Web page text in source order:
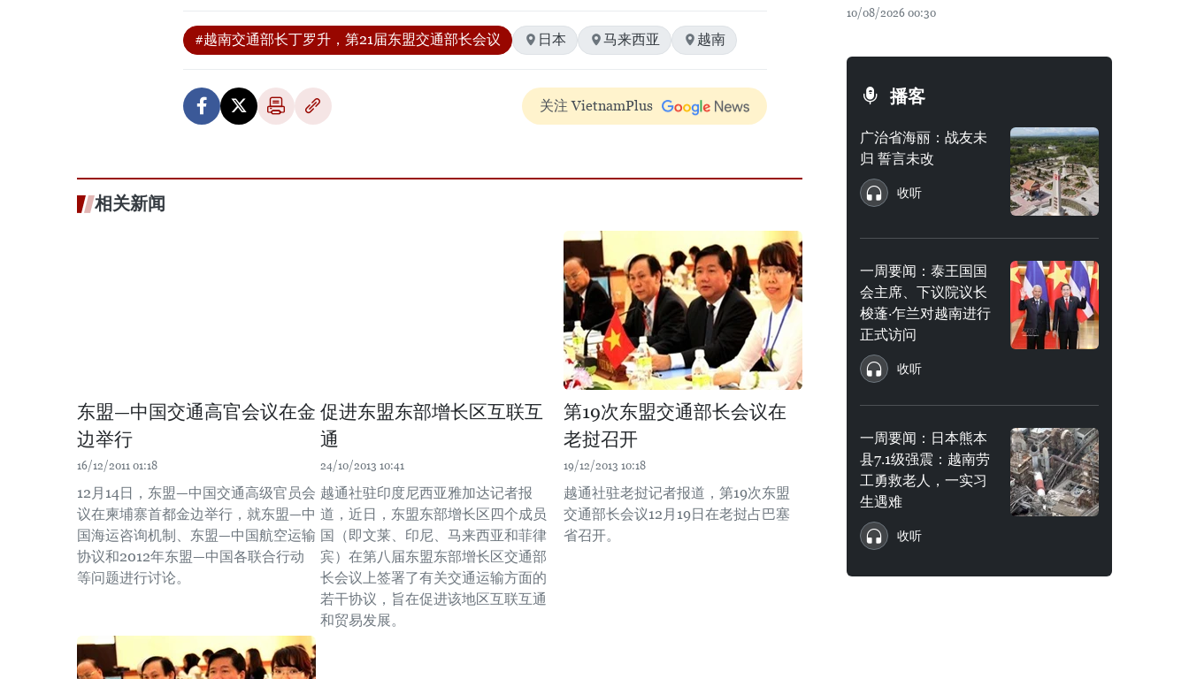
#越南交通部长丁罗升，第21届东盟交通部长会议 日本 马来西亚 越南
关注 VietnamPlus
相关新闻
东盟—中国交通高官会议在金
边举行
16/12/2011 01:18
12月14日，东盟—中国交通高级官员会
议在柬埔寨首都金边举行，就东盟—中
国海运咨询机制、东盟—中国航空运输
协议和2012年东盟—中国各联合行动
等问题进行讨论。
促进东盟东部增长区互联互
通
24/10/2013 10:41
越通社驻印度尼西亚雅加达记者报
道，近日，东盟东部增长区四个成员
国（即文莱、印尼、马来西亚和菲律
宾）在第八届东盟东部增长区交通部
长会议上签署了有关交通运输方面的
若干协议，旨在促进该地区互联互通
和贸易发展。
第19次东盟交通部长会议在
老挝召开
19/12/2013 10:18
越通社驻老挝记者报道，第19次东盟
交通部长会议12月19日在老挝占巴塞
省召开。
10/08/2026 00:30
播客
广治省海丽：战友未
归 誓言未改
收听
一周要闻：泰王国国
会主席、下议院议长
梭蓬·乍兰对越南进行
正式访问
收听
一周要闻：日本熊本
县7.1级强震：越南劳
工勇救老人，一实习
生遇难
收听